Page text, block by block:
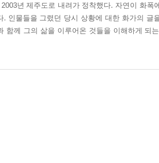
년 제주도로 내려가 정착했다. 자연이 화폭
인물들을 그렸던 당시 상황에 대한 화가의 글
께 그의 삶을 이루어온 것들을 이해하게 되